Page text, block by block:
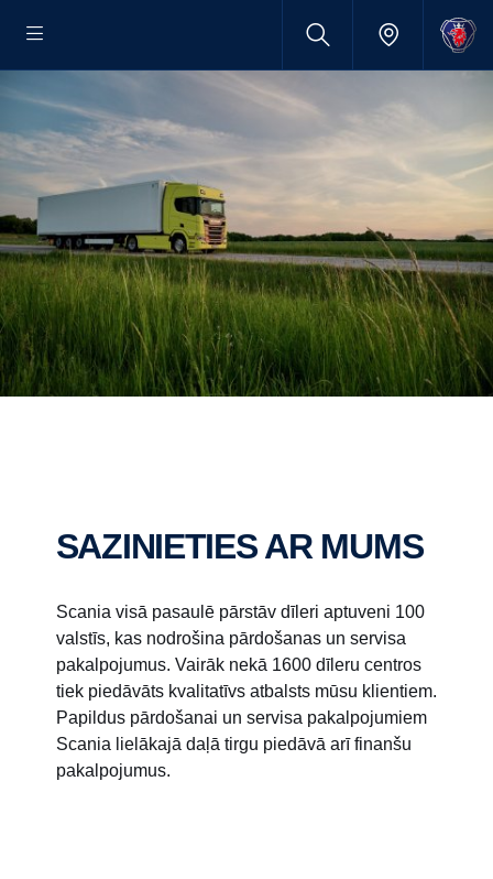
SAZINIETIES AR MUMS
Scania visā pasaulē pārstāv dīleri aptuveni 100
valstīs, kas nodrošina pārdošanas un servisa
pakalpojumus. Vairāk nekā 1600 dīleru centros
tiek piedāvāts kvalitatīvs atbalsts mūsu klientiem.
Papildus pārdošanai un servisa pakalpojumiem
Scania lielākajā daļā tirgu piedāvā arī finanšu
pakalpojumus.